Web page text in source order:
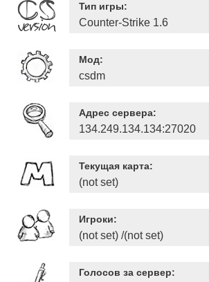
Тип игры:
Counter-Strike 1.6
Мод:
csdm
Адрес сервера:
134.249.134.134:27020
Текущая карта:
(not set)
Игроки:
(not set) /(not set)
Голосов за сервер: